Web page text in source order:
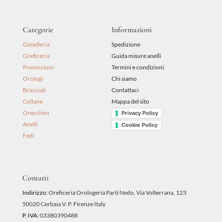
Categorie
Gioielleria
Oreficeria
Promozioni
Orologi
Bracciali
Collane
Orecchini
Anelli
Fedi
Informazioni
Spedizione
Guida misure anelli
Termini e condizioni
Chi siamo
Contattaci
Mappa del sito
Privacy Policy
Cookie Policy
Contatti
Indirizzo:Oreficeria Orologeria Parti Nedo, Via Volterrana, 123
50020 Cerbaia V. P. Firenze Italy
P. IVA:03380390488